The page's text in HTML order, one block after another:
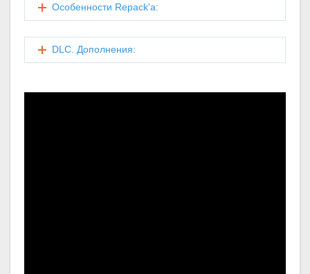
Особенности Repack'a:
DLC. Дополнения: